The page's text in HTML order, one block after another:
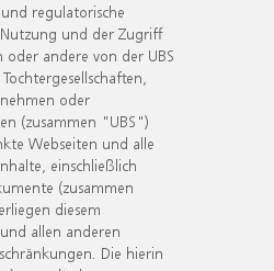
regulatorische
und der Zugriff
oder andere von der UBS
oder
(zusammen "UBS")
Webseiten und alle
einschließlich
(zusammen
diesem
allen anderen
Die hierin